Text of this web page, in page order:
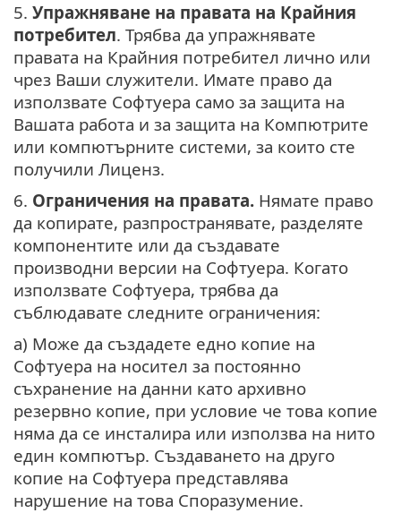
5. Упражняване на правата на Крайния
потребител. Трябва да упражнявате
правата на Крайния потребител лично или
чрез Ваши служители. Имате право да
използвате Софтуера само за защита на
Вашата работа и за защита на Компютрите
или компютърните системи, за които сте
получили Лиценз.
6. Ограничения на правата. Нямате право
да копирате, разпространявате, разделяте
компонентите или да създавате
производни версии на Софтуера. Когато
използвате Софтуера, трябва да
съблюдавате следните ограничения:
a) Може да създадете едно копие на
Софтуера на носител за постоянно
съхранение на данни като архивно
резервно копие, при условие че това копие
няма да се инсталира или използва на нито
един компютър. Създаването на друго
копие на Софтуера представлява
нарушение на това Споразумение.